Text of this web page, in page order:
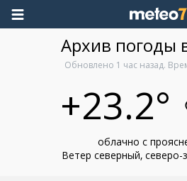
Архив погоды
Обновлено 1 час назад.
+23.2°
облачно с
Ветер северный,